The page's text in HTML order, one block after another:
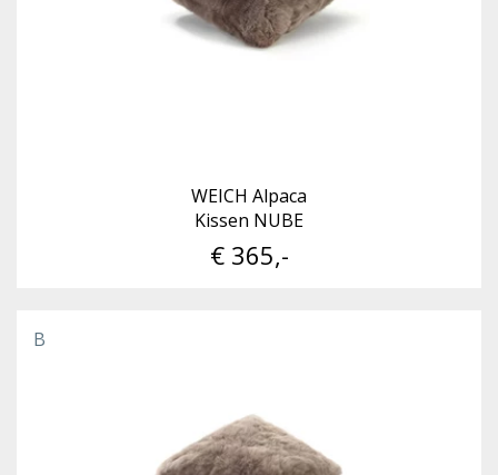
WEICH Alpaca
Kissen NUBE
€ 365,-
B